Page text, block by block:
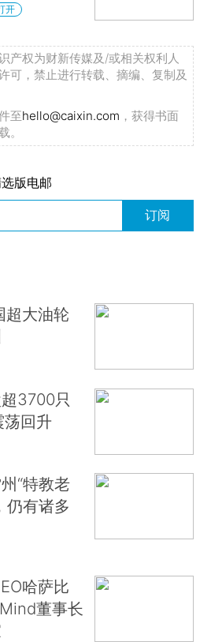
开
产权为财新传媒及/或相关权利人
可，禁止进行转载、摘编、复制及
至hello@caixin.com ，获得书面
。
版电邮
订阅
超大油轮
3700只
荡回升
“特教老
仍有诸多
哈萨比
董事长